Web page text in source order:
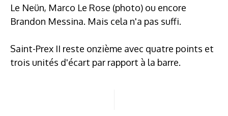
Le Neün, Marco Le Rose (photo) ou encore
Brandon Messina. Mais cela n'a pas suffi.
Saint-Prex II reste onzième avec quatre points et
trois unités d'écart par rapport à la barre.